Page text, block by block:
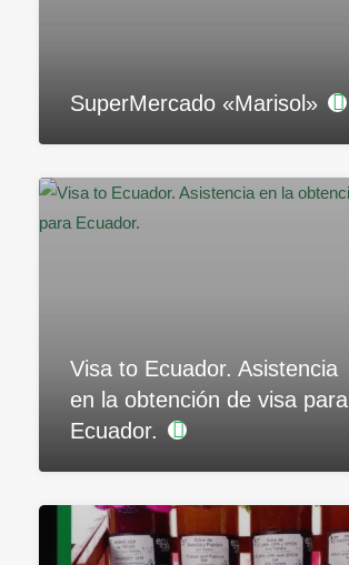
SuperMercado «Marisol»
Visa to Ecuador. Asistencia
en la obtención de visa para
Ecuador.